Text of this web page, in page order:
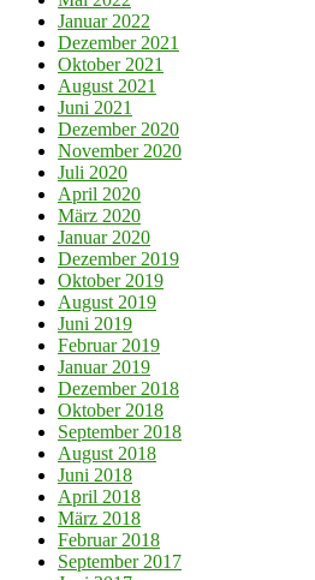
Januar 2022
Dezember 2021
Oktober 2021
August 2021
Juni 2021
Dezember 2020
November 2020
Juli 2020
April 2020
März 2020
Januar 2020
Dezember 2019
Oktober 2019
August 2019
Juni 2019
Februar 2019
Januar 2019
Dezember 2018
Oktober 2018
September 2018
August 2018
Juni 2018
April 2018
März 2018
Februar 2018
September 2017